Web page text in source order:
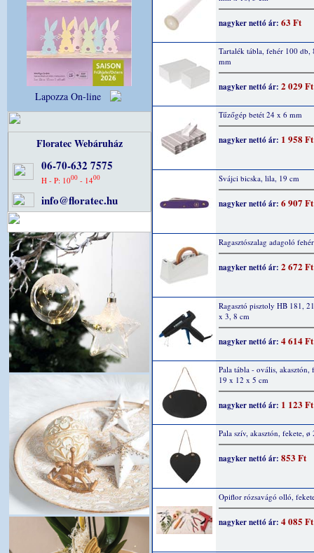
Lapozza On-line
Floratec Webáruház
06-70-632 7575
H - P: 1000- 1400
info@floratec.hu
nagyker nettó ár: 63 Ft
Tartalék tábla, fehér 100 db,
mm
nagyker nettó ár: 2 029 Ft
Tűzőgép betét 24 x 6 mm
nagyker nettó ár: 1 958 Ft
Svájci bicska, lila, 19 cm
nagyker nettó ár: 6 907 Ft
Ragasztószalag adagoló fehér
nagyker nettó ár: 2 672 Ft
Ragasztó pisztoly HB 181,
x 3, 8 cm
nagyker nettó ár: 4 614 Ft
Pala tábla - ovális, akasztón,
19 x 12 x 5 cm
nagyker nettó ár: 1 123 Ft
Pala szív, akasztón, fekete, ø
nagyker nettó ár: 853 Ft
Opiflor rózsavágó olló,
nagyker nettó ár: 4 085 Ft